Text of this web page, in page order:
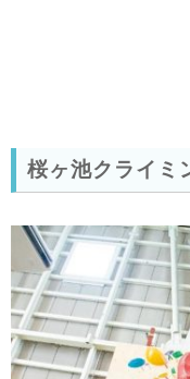
桜ヶ池クライミ